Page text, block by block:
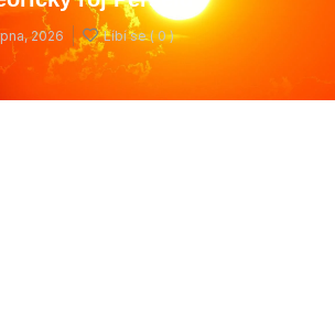
2026 Líbí se (0 )